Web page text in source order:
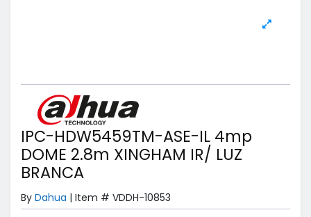
IPC-HDW5459TM-ASE-IL 4mp
DOME 2.8m XINGHAM IR/ LUZ
BRANCA
By Dahua | Item # VDDH-10853